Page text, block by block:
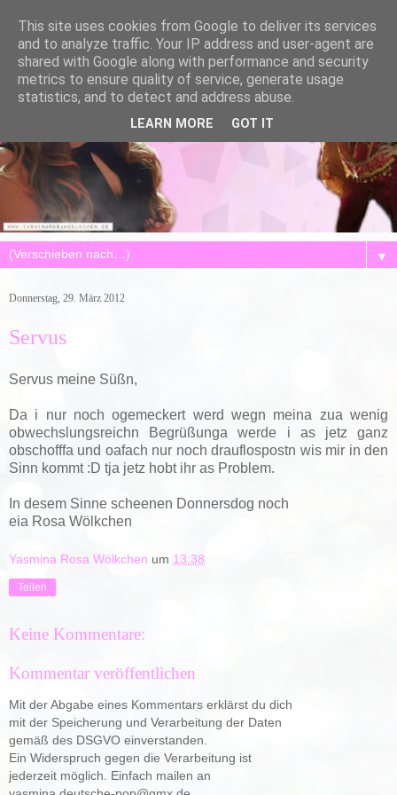
▼
Donnerstag, 29. März 2012
Servus
Servus meine Süßn,
Da i nur noch ogemeckert werd wegn meina zua wenig
obwechslungsreichn Begrüßunga werde i as jetz ganz
obschofffa und oafach nur noch drauflospostn wis mir in den
Sinn kommt :D tja jetz hobt ihr as Problem.
In desem Sinne scheenen Donnersdog noch
eia Rosa Wölkchen
Yasmina Rosa Wölkchen um 13:38
Teilen
Keine Kommentare:
Kommentar veröffentlichen
Mit der Abgabe eines Kommentars erklärst du dich
mit der Speicherung und Verarbeitung der Daten
gemäß des DSGVO einverstanden.
Ein Widerspruch gegen die Verarbeitung ist
jederzeit möglich. Einfach mailen an
This site uses cookies from Google to deliver its services
and to analyze traffic. Your IP address and user-agent are
shared with Google along with performance and security
metrics to ensure quality of service, generate usage
statistics, and to detect and address abuse.
LEARN MORE GOT IT